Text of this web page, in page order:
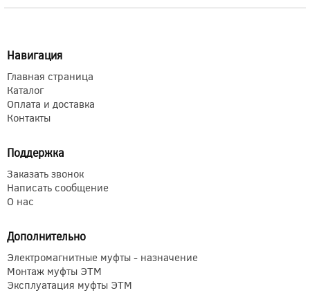
Навигация
Главная страница
Каталог
Оплата и доставка
Контакты
Поддержка
Заказать звонок
Написать сообщение
О нас
Дополнительно
Электромагнитные муфты - назначение
Монтаж муфты ЭТМ
Эксплуатация муфты ЭТМ